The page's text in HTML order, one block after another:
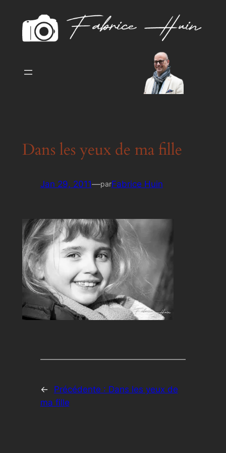
contenu
Dans les yeux de ma fille
Jan 29, 2011—parFabrice Huin
← Précédente : Dans les yeux de
ma fille